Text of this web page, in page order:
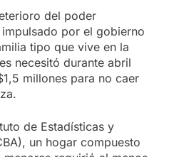
del poder
por el gobierno
tipo que vive en la
necesitó durante abril
millones para no caer
de Estadísticas y
un hogar compuesto